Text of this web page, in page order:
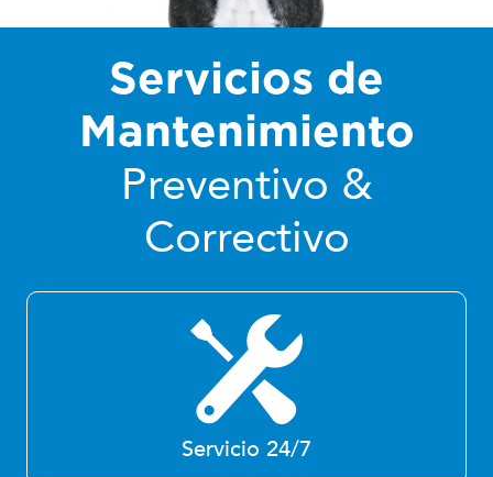
Servicios de
Mantenimiento
Preventivo &
Correctivo
Servicio 24/7